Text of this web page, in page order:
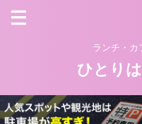
ランチ・カ
ひとり